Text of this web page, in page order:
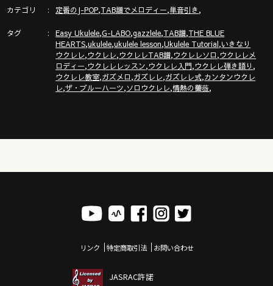
YouTube再生速度を遅くする方法解説NEW!!
ウクレレのメロディーが輝く３つの裏技（ヴィブラート他）
https://youtu.be/ZlWOeMx4rJ8
https://www.shimamura.co.jp/shop/musashimurayama/
カテゴリ 定番のJ-POP,TAB譜でメロディー,単音引き,
タグ Easy Ukulele,G-LABO,gazzlele,TAB譜,THE BLUE
HEARTS,ukulele,ukulele lesson,Ukulele Tutorial,いきなり
ウクレレ,ウクレレ,ウクレレTAB譜,ウクレレソロ,ウクレレメ
ロディー,ウクレレレッスン,ウクレレ入門,ウクレレ弾き語り ,
ウクレレ教室,ガズメロ,ガズレレ,ガズレレ式,カンタンウクレ
レ,ザ・ブルーハーツ,ソロウクレレ,情熱の薔薇,
リンク 特定商取引法 お問い合わせ
JASRAC許諾